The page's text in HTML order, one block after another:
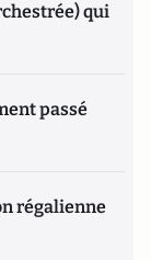
qui
passé
régalienne